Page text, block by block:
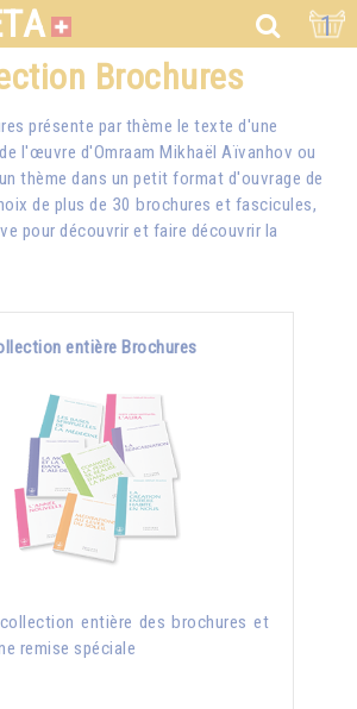
1
Brochures
présente par thème le texte d'une
l'œuvre d'Omraam Mikhaël Aïvanhov ou
thème dans un petit format d'ouvrage de
de plus de 30 brochures et fascicules,
pour découvrir et faire découvrir la
entière Brochures
entière des brochures et
remise spéciale